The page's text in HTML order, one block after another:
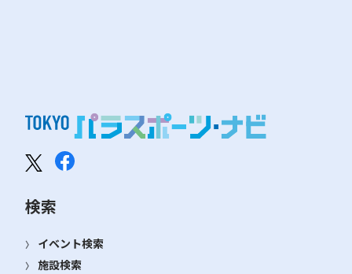
検索
イベント検索
施設検索